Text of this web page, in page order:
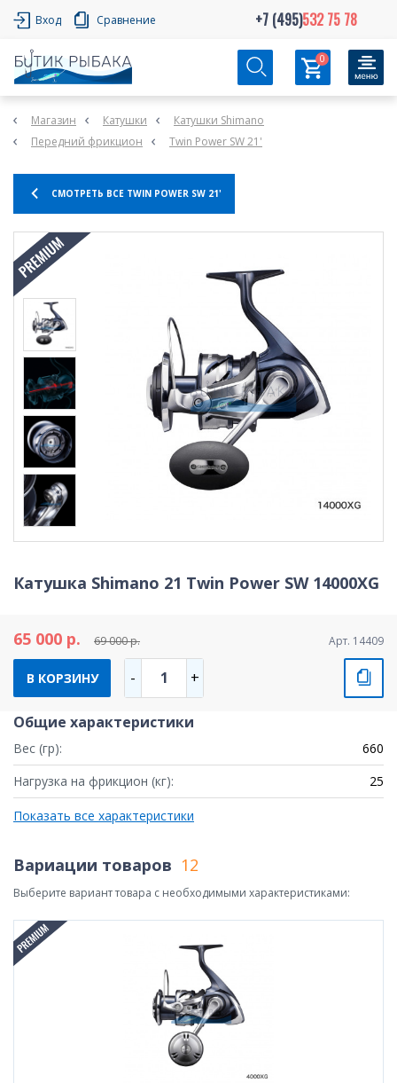
Вход Сравнение +7 (495)532 75 78
0
Магазин Катушки
Катушки Shimano
Передний фрикцион
Twin Power SW 21'
СМОТРЕТЬ ВСЕ TWIN POWER SW 21'
Катушка Shimano 21 Twin Power SW 14000XG
65 000 р. 69 000 р. Арт. 14409
В КОРЗИНУ - 1 +
Общие характеристики
Вес (гр):
660
Нагрузка на фрикцион (кг):
25
Показать все характеристики
Вариации товаров 12
Выберите вариант товара с необходимыми характеристиками: